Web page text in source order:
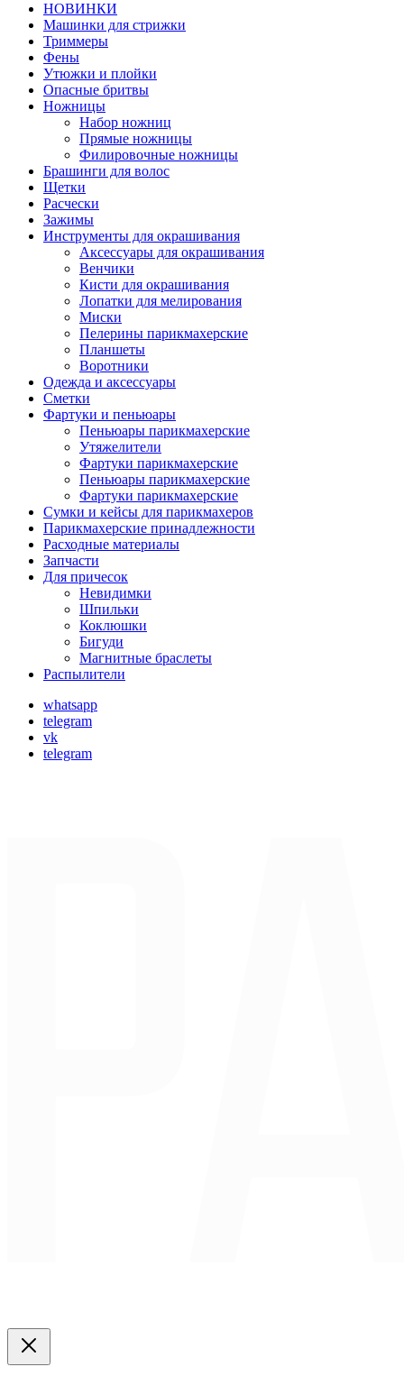
НОВИНКИ
Машинки для стрижки
Триммеры
Фены
Утюжки и плойки
Опасные бритвы
Ножницы
Набор ножниц
Прямые ножницы
Филировочные ножницы
Брашинги для волос
Щетки
Расчески
Зажимы
Инструменты для окрашивания
Аксессуары для окрашивания
Венчики
Кисти для окрашивания
Лопатки для мелирования
Миски
Пелерины парикмахерские
Планшеты
Воротники
Одежда и аксессуары
Сметки
Фартуки и пеньюары
Пеньюары парикмахерские
Утяжелители
Фартуки парикмахерские
Пеньюары парикмахерские
Фартуки парикмахерские
Сумки и кейсы для парикмахеров
Парикмахерские принадлежности
Расходные материалы
Запчасти
Для причесок
Невидимки
Шпильки
Коклюшки
Бигуди
Магнитные браслеты
Распылители
whatsapp
telegram
vk
telegram